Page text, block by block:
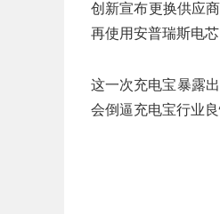
创新宣布更换供应
再使用安普瑞斯电
这一次充电宝暴露
会倒逼充电宝行业